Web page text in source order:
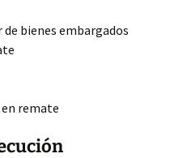
bienes embargados
remate